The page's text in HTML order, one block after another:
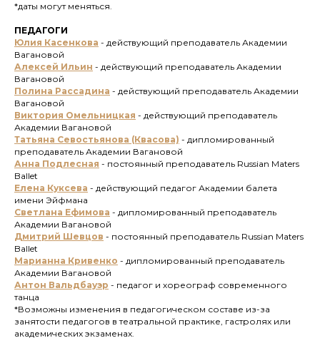
*даты могут меняться.
ПЕДАГОГИ
Юлия Касенкова - действующий преподаватель Академии
Вагановой
Алексей Ильин - действующий преподаватель Академии
Вагановой
Полина Рассадина - действующий преподаватель Академии
Вагановой
Виктория Омельницкая - действующий преподаватель
Академии Вагановой
Татьяна Севостьянова (Квасова) - дипломированный
преподаватель Академии Вагановой
Анна Подлесная - постоянный преподаватель Russian Maters
Ballet
Елена Куксева - действующий педагог Академии балета
имени Эйфмана
Светлана Ефимова - дипломированный преподаватель
Академии Вагановой
Дмитрий Шевцов - постоянный преподаватель Russian Maters
Ballet
Марианна Кривенко - дипломированный преподаватель
Академии Вагановой
Антон Вальдбауэр - педагог и хореограф современного
танца
*Возможны изменения в педагогическом составе из-за
занятости педагогов в театральной практике, гастролях или
академических экзаменах.